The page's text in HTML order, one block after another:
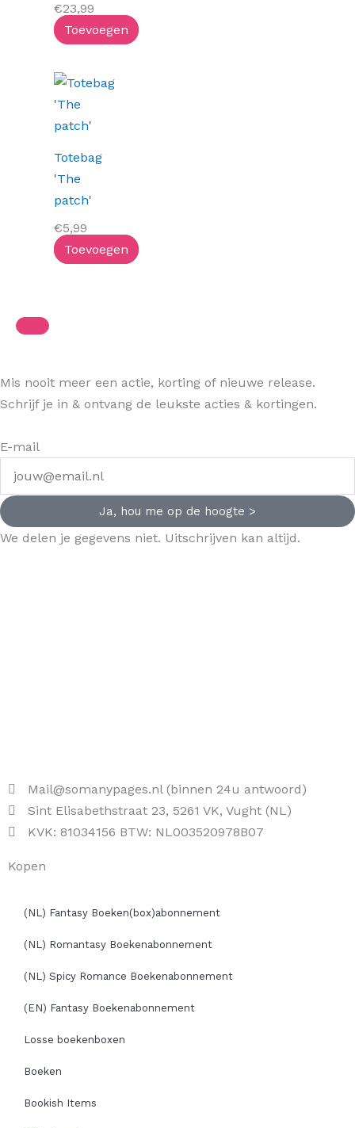
€23,99
Toevoegen
Totebag
'The
patch'
€5,99
Toevoegen
Mis nooit meer een actie, korting of nieuwe release.
Schrijf je in & ontvang de leukste acties & kortingen.
E-mail
Ja, hou me op de hoogte >
We delen je gegevens niet. Uitschrijven kan altijd.
Mail@somanypages.nl (binnen 24u antwoord)
Sint Elisabethstraat 23, 5261 VK, Vught (NL)
KVK: 81034156 BTW: NL003520978B07
Kopen
(NL) Fantasy Boeken(box)abonnement
(NL) Romantasy Boekenabonnement
(NL) Spicy Romance Boekenabonnement
(EN) Fantasy Boekenabonnement
Losse boekenboxen
Boeken
Bookish Items